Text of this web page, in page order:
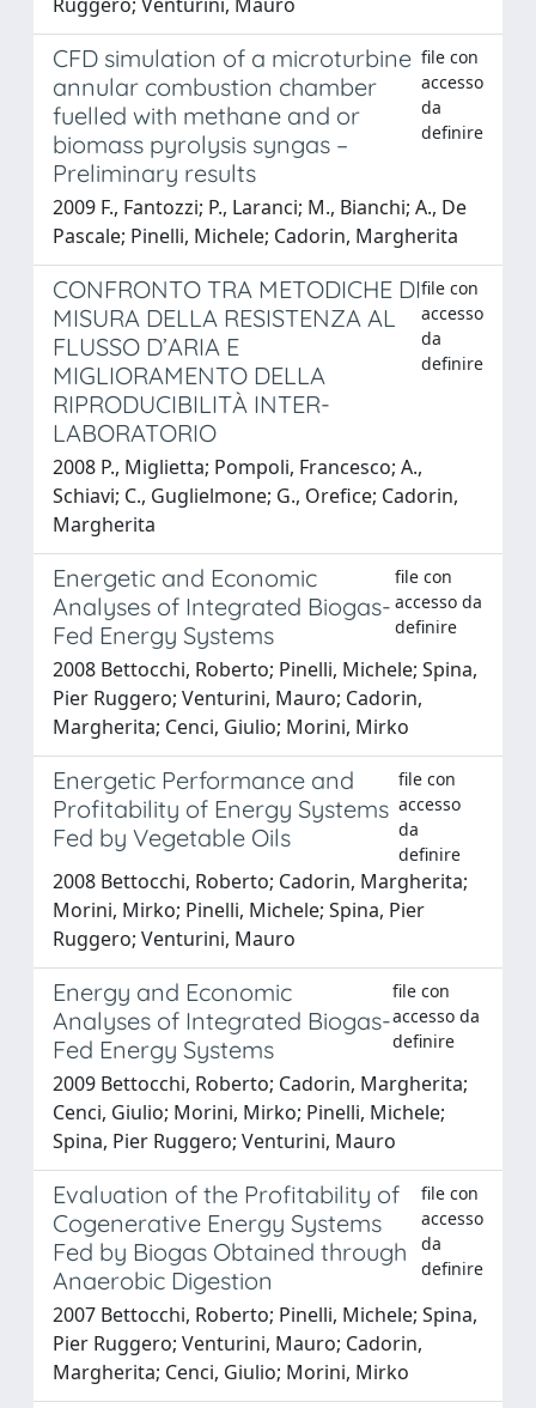
CFD simulation of a microturbine
annular combustion chamber
fuelled with methane and or
biomass pyrolysis syngas –
Preliminary results
file con
accesso
da
definire
2009 F., Fantozzi; P., Laranci; M., Bianchi; A., De
Pascale; Pinelli, Michele; Cadorin, Margherita
CONFRONTO TRA METODICHE DI
MISURA DELLA RESISTENZA AL
FLUSSO D’ARIA E
MIGLIORAMENTO DELLA
RIPRODUCIBILITÀ INTER-
LABORATORIO
file con
accesso
da
definire
2008 P., Miglietta; Pompoli, Francesco; A.,
Schiavi; C., Guglielmone; G., Orefice; Cadorin,
Margherita
Energetic and Economic
Analyses of Integrated Biogas-
Fed Energy Systems
file con
accesso da
definire
2008 Bettocchi, Roberto; Pinelli, Michele; Spina,
Pier Ruggero; Venturini, Mauro; Cadorin,
Margherita; Cenci, Giulio; Morini, Mirko
Energetic Performance and
Profitability of Energy Systems
Fed by Vegetable Oils
file con
accesso
da
definire
2008 Bettocchi, Roberto; Cadorin, Margherita;
Morini, Mirko; Pinelli, Michele; Spina, Pier
Ruggero; Venturini, Mauro
Energy and Economic
Analyses of Integrated Biogas-
Fed Energy Systems
file con
accesso da
definire
2009 Bettocchi, Roberto; Cadorin, Margherita;
Cenci, Giulio; Morini, Mirko; Pinelli, Michele;
Spina, Pier Ruggero; Venturini, Mauro
Evaluation of the Profitability of
Cogenerative Energy Systems
Fed by Biogas Obtained through
Anaerobic Digestion
file con
accesso
da
definire
2007 Bettocchi, Roberto; Pinelli, Michele; Spina,
Pier Ruggero; Venturini, Mauro; Cadorin,
Margherita; Cenci, Giulio; Morini, Mirko